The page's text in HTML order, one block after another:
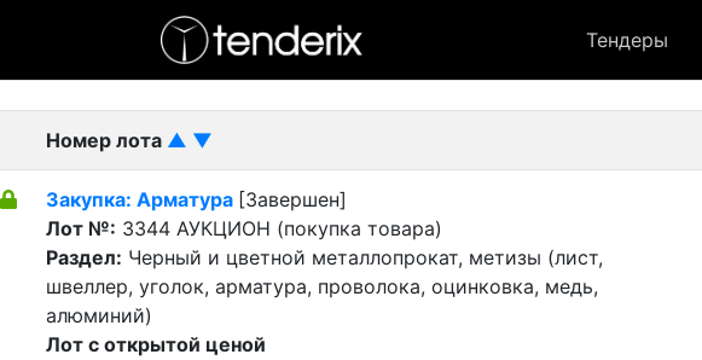
Тендеры
- Завершенный лот
Номер лота ▲ ▼
Закупка: Арматура [Завершен]
Лот №: 3344 АУКЦИОН (покупка товара)
Раздел: Черный и цветной металлопрокат, метизы (лист,
швеллер, уголок, арматура, проволока, оцинковка, медь,
алюминий)
Лот с открытой ценой